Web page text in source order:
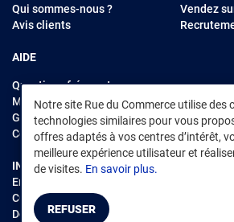
Notre site Rue du Commerce utilise des
technologies similaires pour vous
offres adaptés à vos centres d’intérêt,
meilleure expérience utilisateur et
de visites. En savoir plus.
REFUSER
Qui sommes-nous ?
Avis clients
AIDE
Questions fréquentes
Modes de règlements
Garantie et retours
Contacter Rue du Commerce
Vendez
INFORMATIONS LÉGALES
Environnement
CGV /CGU Marketplace
Données personnelles